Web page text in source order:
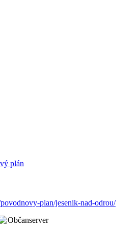
plan/jesenik-nad-odrou/